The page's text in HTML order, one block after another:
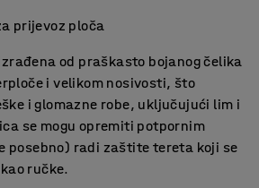
prijevoz ploča
od praškasto bojanog čelika
i velikom nosivosti, što
i glomazne robe, uključujući lim i
se mogu opremiti potpornim
posebno) radi zaštite tereta koji se
ručke.